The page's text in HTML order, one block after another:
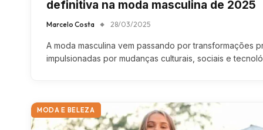
definitiva na moda masculina de 2025
Marcelo Costa 28/03/2025
A moda masculina vem passando por transformações
impulsionadas por mudanças culturais, sociais e
MODA E BELEZA